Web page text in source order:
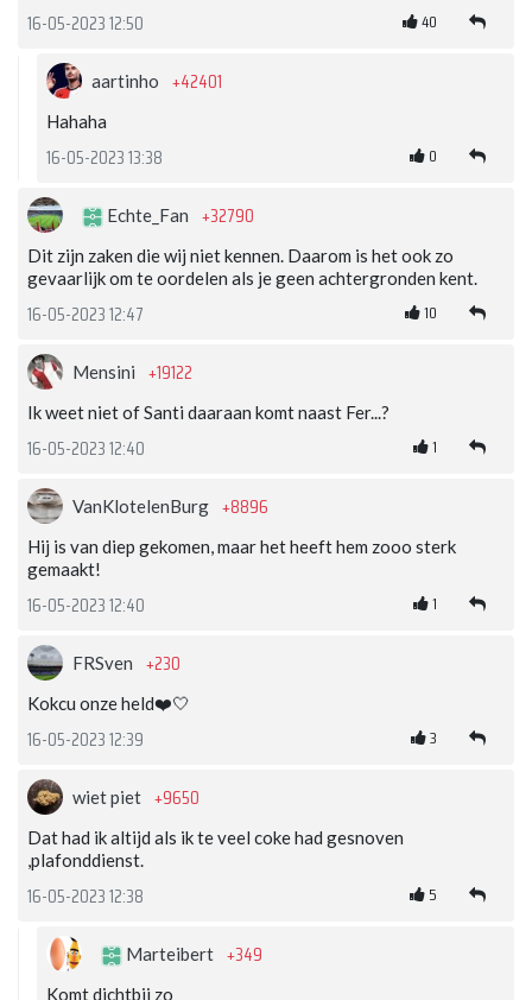
16-05-2023 12:50 40
aartinho +42401
Hahaha
16-05-2023 13:38 0
Echte_Fan +32790
Dit zijn zaken die wij niet kennen. Daarom is het ook zo
gevaarlijk om te oordelen als je geen achtergronden kent.
16-05-2023 12:47 10
Mensini +19122
Ik weet niet of Santi daaraan komt naast Fer...?
16-05-2023 12:40 1
VanKlotelenBurg +8896
Hij is van diep gekomen, maar het heeft hem zooo sterk
gemaakt!
16-05-2023 12:40 1
FRSven +230
Kokcu onze held❤️🤍
16-05-2023 12:39 3
wiet piet +9650
Dat had ik altijd als ik te veel coke had gesnoven
,plafonddienst.
16-05-2023 12:38 5
Marteibert +349
Komt dichtbij zo